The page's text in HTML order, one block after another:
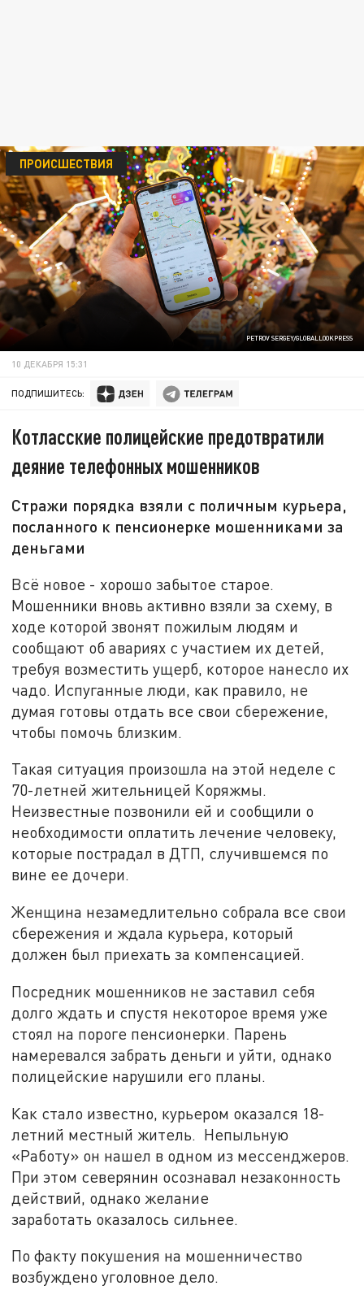
PETROV SERGEY/GLOBALLOOKPRESS
ПРОИСШЕСТВИЯ
10 ДЕКАБРЯ 15:31
ПОДПИШИТЕСЬ:
Котласские полицейские предотвратили
деяние телефонных мошенников
Стражи порядка взяли с поличным курьера,
посланного к пенсионерке мошенниками за
деньгами
Всё новое - хорошо забытое старое.
Мошенники вновь активно взяли за схему, в
ходе которой звонят пожилым людям и
сообщают об авариях с участием их детей,
требуя возместить ущерб, которое нанесло их
чадо. Испуганные люди, как правило, не
думая готовы отдать все свои сбережение,
чтобы помочь близким.
Такая ситуация произошла на этой неделе с
70-летней жительницей Коряжмы.
Неизвестные позвонили ей и сообщили о
необходимости оплатить лечение человеку,
которые пострадал в ДТП, случившемся по
вине ее дочери.
Женщина незамедлительно собрала все свои
сбережения и ждала курьера, который
должен был приехать за компенсацией.
Посредник мошенников не заставил себя
долго ждать и спустя некоторое время уже
стоял на пороге пенсионерки. Парень
намеревался забрать деньги и уйти, однако
полицейские нарушили его планы.
Как стало известно, курьером оказался 18-
летний местный житель. Непыльную
«Работу» он нашел в одном из мессенджеров.
При этом северянин осознавал незаконность
действий, однако желание
заработать оказалось сильнее.
По факту покушения на мошенничество
возбуждено уголовное дело.